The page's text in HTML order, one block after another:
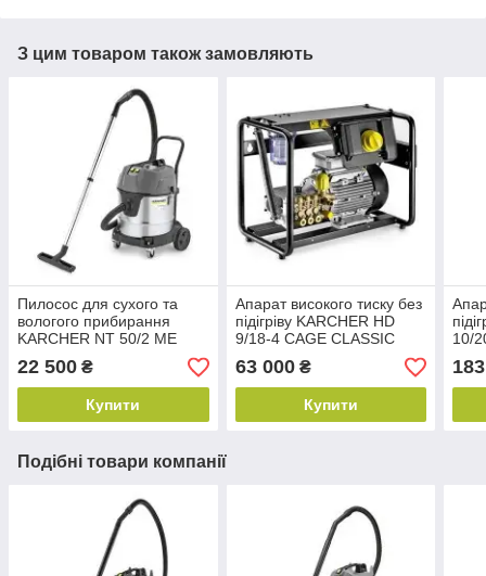
З цим товаром також замовляють
Пилосос для сухого та
вологого прибирання
KARCHER NT 50/2 ME
CLASSIC
22 500 ₴
Купити
Апарат високого тиску без
підігріву KARCHER HD
9/18-4 CAGE CLASSIC
63 000₴
Купити
10/
Подібні товари компанії